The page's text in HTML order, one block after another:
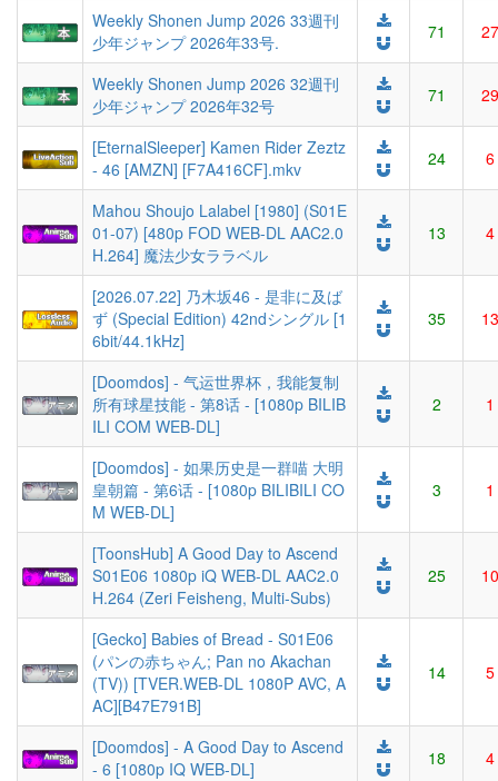
Weekly Shonen Jump 2026 33週刊
少年ジャンプ 2026年33号.
71 27
Weekly Shonen Jump 2026 32週刊
少年ジャンプ 2026年32号
71 29
[EternalSleeper] Kamen Rider Zeztz
- 46 [AMZN] [F7A416CF].mkv
24 6
Mahou Shoujo Lalabel [1980] (S01E
01-07) [480p FOD WEB-DL AAC2.0
H.264] 魔法少女ララベル
13 4
[2026.07.22] 乃木坂46 - 是非に及ば
ず (Special Edition) 42ndシングル [1
6bit/44.1kHz]
35 13
[Doomdos] - 气运世界杯，我能复制
所有球星技能 - 第8话 - [1080p BILIB
ILI COM WEB-DL]
2 1
[Doomdos] - 如果历史是一群喵 大明
皇朝篇 - 第6话 - [1080p BILIBILI CO
M WEB-DL]
3 1
[ToonsHub] A Good Day to Ascend
S01E06 1080p iQ WEB-DL AAC2.0
H.264 (Zeri Feisheng, Multi-Subs)
25 10
[Gecko] Babies of Bread - S01E06
(パンの赤ちゃん; Pan no Akachan
(TV)) [TVER.WEB-DL 1080P AVC, A
AC][B47E791B]
14 5
[Doomdos] - A Good Day to Ascend
- 6 [1080p IQ WEB-DL]
18 4